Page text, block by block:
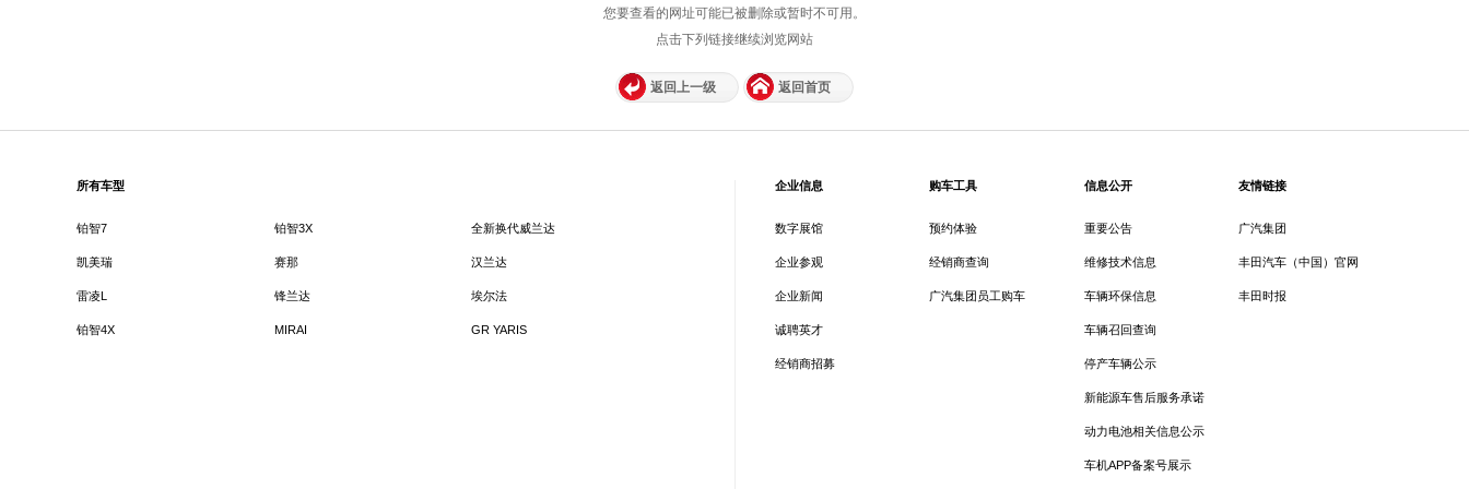
您要查看的网址可能已被删除或暂时不可用。
点击下列链接继续浏览网站
返回上一级 返回首页
所有车型
铂智7 铂智3X 全新换代威兰达
凯美瑞 赛那 汉兰达
雷凌L 锋兰达 埃尔法
铂智4X MIRAI GR YARIS
企业信息
数字展馆
企业参观
企业新闻
诚聘英才
经销商招募
购车工具
预约体验
经销商查询
广汽集团员工购车
信息公开
重要公告
维修技术信息
车辆环保信息
车辆召回查询
停产车辆公示
新能源车售后服务承诺
动力电池相关信息公示
车机APP备案号展示
友情链接
广汽集团
丰田汽车（中国）官网
丰田时报